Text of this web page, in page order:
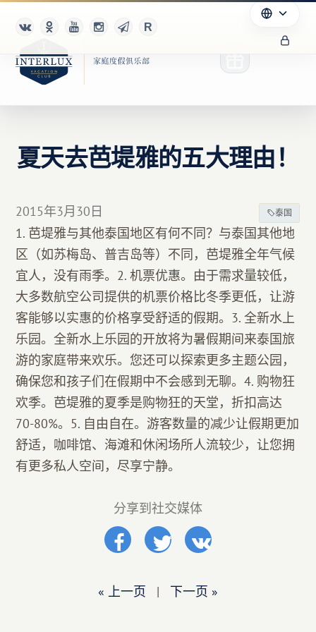
俱乐部
合作伙伴
Благотворительность
夏天去芭堤雅的五大理由！
2015年3月30日 泰国
1. 芭堤雅与其他泰国地区有何不同？与泰国其他地
区（如苏梅岛、普吉岛等）不同，芭堤雅全年气候
宜人，没有雨季。2. 机票优惠。由于需求量较低，
大多数航空公司提供的机票价格比冬季更低，让游
客能够以实惠的价格享受舒适的假期。3. 全新水上
乐园。全新水上乐园的开放将为暑假期间来泰国旅
游的家庭带来欢乐。您还可以探索更多主题公园，
确保您和孩子们在假期中不会感到无聊。4. 购物狂
欢季。芭堤雅的夏季是购物狂的天堂，折扣高达
70-80%。5. 自由自在。游客数量的减少让假期更加
舒适，咖啡馆、海滩和休闲场所人流较少，让您拥
有更多私人空间，尽享宁静。
分享到社交媒体
« 上一页 | 下一页 »